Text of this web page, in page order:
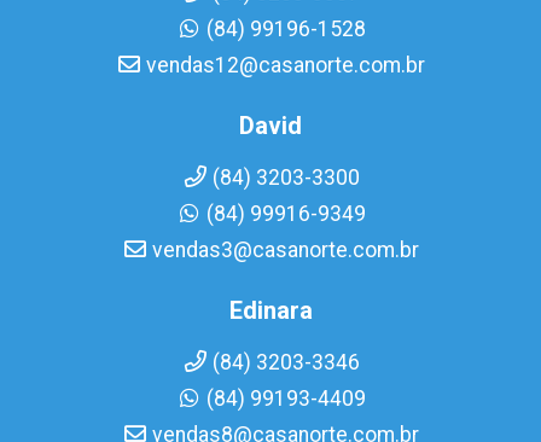
(84) 99196-1528
vendas12@casanorte.com.br
David
(84) 3203-3300
(84) 99916-9349
vendas3@casanorte.com.br
Edinara
(84) 3203-3346
(84) 99193-4409
vendas8@casanorte.com.br